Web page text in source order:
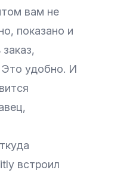
вам не
показано и
Это удобно. И
встроил